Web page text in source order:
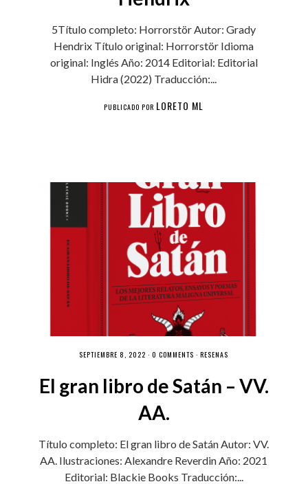
5Título completo: Horrorstör Autor: Grady
Hendrix Título original: Horrorstör Idioma
original: Inglés Año: 2014 Editorial: Editorial
Hidra (2022) Traducción:...
PUBLICADO POR LORETO ML
SEPTIEMBRE 8, 2022 ·0 COMMENTS ·RESEÑAS
El gran libro de Satán – VV.
AA.
Título completo: El gran libro de Satán Autor: VV.
AA. Ilustraciones: Alexandre Reverdin Año: 2021
Editorial: Blackie Books Traducción:...